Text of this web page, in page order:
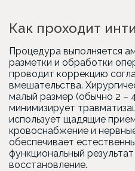
Как проходит
Процедура выполняется
разметки и обработки
проводит коррекцию
вмешательства.
малый размер (обычно 2 –
минимизирует
использует щадящие
кровоснабжение и
обеспечивает
функциональный
восстановление.